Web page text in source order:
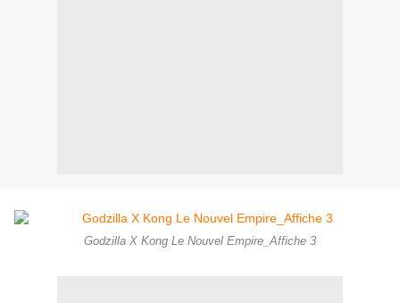
Godzilla X Kong Le Nouvel Empire_Affiche 3